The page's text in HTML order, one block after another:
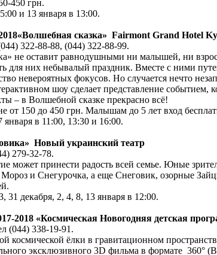
450 грн.
и 13 января в 13:00.
сказка» Fairmont Grand Hotel
322-88-88, (044) 322-88-99.
не оставит равнодушными ни малышей, ни
для них небывалый праздник. Вместе с ними
невероятных фокусов. Но случается нечто
шоу сделает представление
– в Волшебной сказке прекрасно всё!
от 150 до 450 грн. Малышам до 5 лет вход
в 11:00, 13:30 и 16:00.
Новый украинский театр
279-32-78.
может принести радость всей семье. Юные
и Снегурочка, а еще Снеговик, озорные
31 декабря, 2, 4, 8, 13 января в 12:00.
2018 «Космическая Новогодняя детская
(044) 338-19-91.
космической ёлки в гравитационном
эксклюзивного 3D фильма в формате 360°